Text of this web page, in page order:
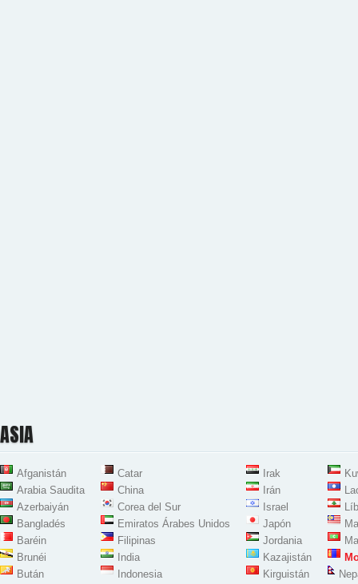
ASIA
Afganistán
Arabia Saudita
Azerbaiyán
Bangladés
Baréin
Brunéi
Bután
Catar
China
Corea del Sur
Emiratos Árabes Unidos
Filipinas
India
Indonesia
Irak
Irán
Israel
Japón
Jordania
Kazajistán
Kirguistán